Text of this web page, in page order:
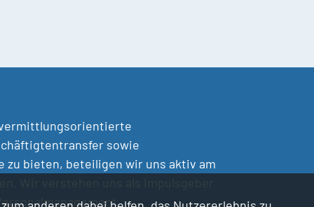
sowie
zu bieten, beteiligen wir uns aktiv am